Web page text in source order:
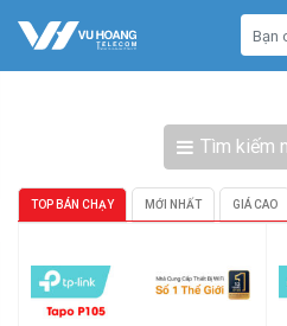
Tìm kiếm
TOP BÁN CHẠY MỚI NHẤT GIÁ CAO